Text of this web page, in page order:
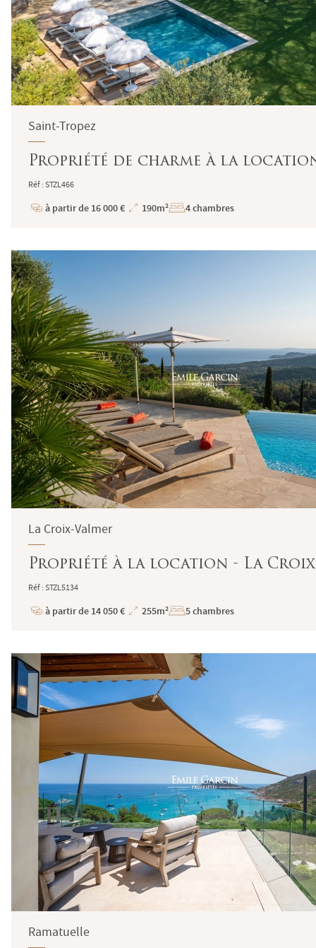
Saint-Tropez
Propriété de charme à la
Réf : STZL466
Prix
à partir de 16 000 €
Superficie
190m² 4 chambres
La Croix-Valmer
Propriété à la location - La
Réf : STZL5134
Prix
à partir de 14 050 €
Superficie
255m² 5 chambres
Ramatuelle